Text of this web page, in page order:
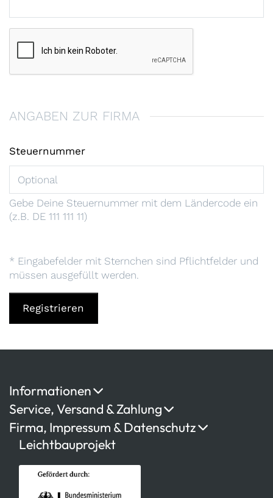
ANGABEN ZUR FIRMA
Steuernummer
Gebe Deine Steuernummer mit dem Ländercode ein
(z.B. DE 111 111 11)
* Eingabefelder mit Sternchen sind Pflichtfelder und
müssen ausgefüllt werden.
Registrieren
Informationen
Service, Versand & Zahlung
Firma, Impressum & Datenschutz
Leichtbauprojekt